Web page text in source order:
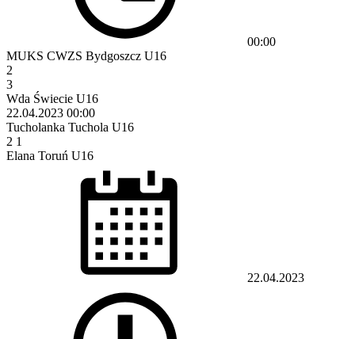
00:00
MUKS CWZS Bydgoszcz U16
2
3
Wda Świecie U16
22.04.2023 00:00
Tucholanka Tuchola U16
2 1
Elana Toruń U16
22.04.2023